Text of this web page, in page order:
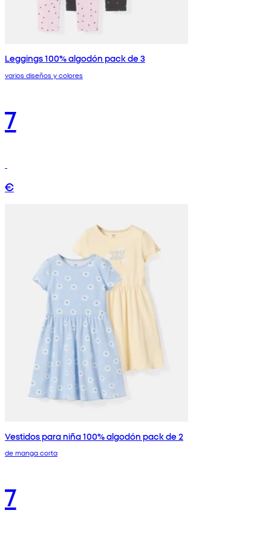
Leggings 100% algodón pack de 3
varios diseños y colores
7
€
Vestidos para niña 100% algodón pack de 2
de manga corta
7